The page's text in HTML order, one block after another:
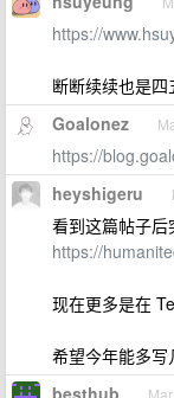
https://
断断续续也是四
Goalonez
https://
heyshigeru
看到这篇帖子
https://
现在更多是在
希望今年能多写
besthub